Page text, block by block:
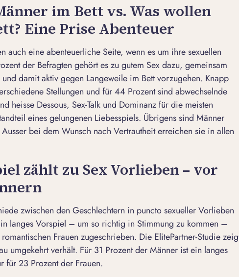
im Bett vs. Was wollen
Eine Prise Abenteuer
auch eine abenteuerliche Seite, wenn es um ihre sexuellen
der Befragten gehört es zu gutem Sex dazu, gemeinsam
damit aktiv gegen Langeweile im Bett vorzugehen. Knapp
Stellungen und für 44 Prozent sind abwechselnde
heisse Dessous, Sex-Talk und Dominanz für die meisten
eines gelungenen Liebesspiels. Übrigens sind Männer
bei dem Wunsch nach Vertrautheit erreichen sie in allen
zählt zu Sex Vorlieben – vor
zwischen den Geschlechtern in puncto sexueller Vorlieben
langes Vorspiel – um so richtig in Stimmung zu kommen –
Frauen zugeschrieben. Die ElitePartner-Studie
umgekehrt verhält. Für 31 Prozent der Männer ist ein langes
23 Prozent der Frauen.